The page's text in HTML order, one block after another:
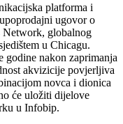
platforma i
ugovor o
Network, globalnog
u Chicagu.
godine nakon zaprimanja
akvizicije povjerljiva
novca i dionica
će uložiti dijelove
u Infobip.